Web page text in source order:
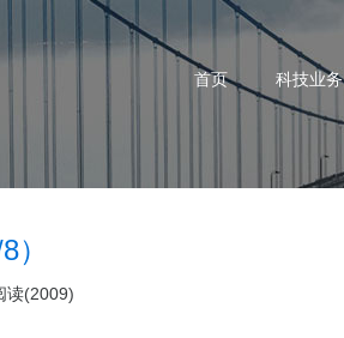
首页 科技业务
读(2009)